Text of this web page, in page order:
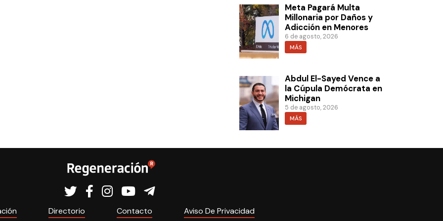
Meta Pagará Multa
Millonaria por Daños y
Adicción en Menores
6 de agosto, 2026
MÁS
Abdul El-Sayed Vence a
la Cúpula Demócrata en
Michigan
5 de agosto, 2026
MÁS
Directorio Contacto Aviso De Privacidad